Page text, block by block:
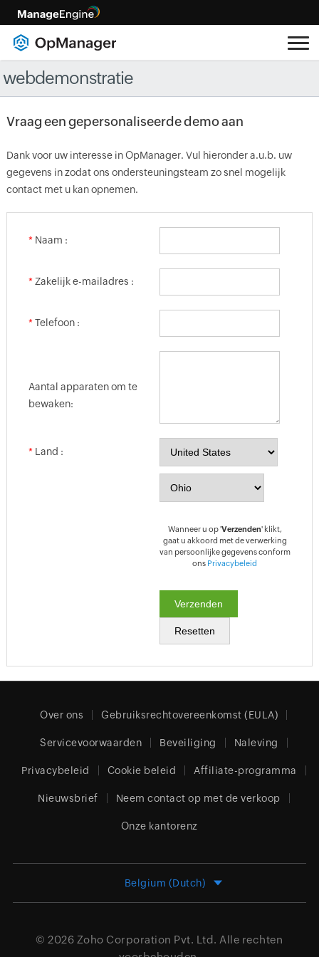
webdemonstratie
Vraag een gepersonaliseerde demo aan
Dank voor uw interesse in OpManager. Vul hieronder a.u.b. uw
gegevens in zodat ons ondersteuningsteam zo snel mogelijk
contact met u kan opnemen.
* Naam :
* Zakelijk e-mailadres :
* Telefoon :
Aantal apparaten om te
bewaken:
* Land :
Wanneer u op 'Verzenden' klikt,
gaat u akkoord met de verwerking
van persoonlijke gegevens conform
ons Privacybeleid
Over ons Gebruiksrechtovereenkomst (EULA)
Servicevoorwaarden Beveiliging Naleving
Privacybeleid Cookie beleid Affiliate-programma
Nieuwsbrief Neem contact op met de verkoop
Onze kantorenz
Belgium (Dutch)
© 2026 Zoho Corporation Pvt. Ltd. Alle rechten